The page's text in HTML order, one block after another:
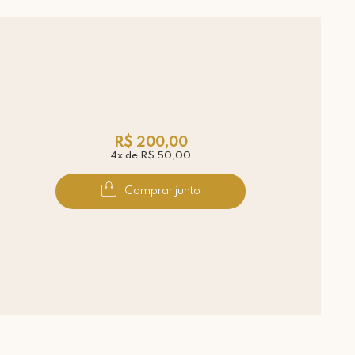
R$ 200,00
4x de R$ 50,00
Comprar junto